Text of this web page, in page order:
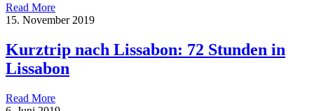
Read More
15. November 2019
Kurztrip nach Lissabon: 72 Stunden in
Lissabon
Read More